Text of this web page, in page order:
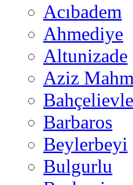
Acıbadem
Ahmediye
Altunizade
Aziz
Barbaros
Beylerbeyi
Bulgurlu